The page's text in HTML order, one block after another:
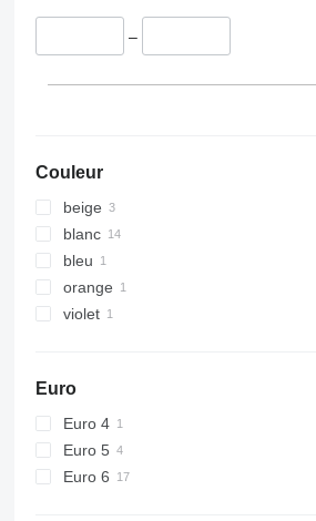
–
Couleur
beige
blanc
bleu
orange
violet
Euro
Euro 4
Euro 5
Euro 6